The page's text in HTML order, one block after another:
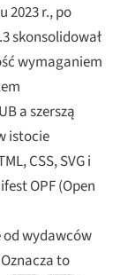
2023 r., po
skonsolidował
wymaganiem
a szerszą
istocie
CSS, SVG i
OPF (Open
od wydawców
to